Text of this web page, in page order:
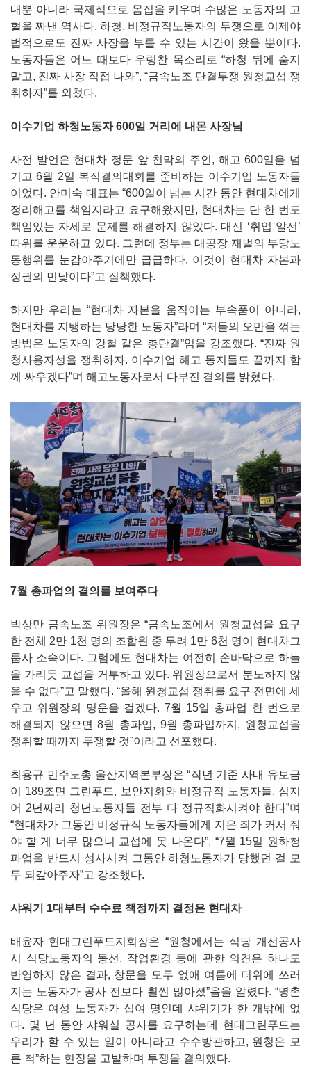
내뿐 아니라 국제적으로 몸집을 키우며 수많은 노동자의 고
혈을 짜낸 역사다. 하청, 비정규직노동자의 투쟁으로 이제야
법적으로도 진짜 사장을 부를 수 있는 시간이 왔을 뿐이다.
노동자들은 어느 때보다 우렁찬 목소리로 “하청 뒤에 숨지
말고, 진짜 사장 직접 나와”, “금속노조 단결투쟁 원청교섭 쟁
취하자”를 외쳤다.
이수기업 하청노동자 600일 거리에 내몬 사장님
사전 발언은 현대차 정문 앞 천막의 주인, 해고 600일을 넘
기고 6월 2일 복직결의대회를 준비하는 이수기업 노동자들
이었다. 안미숙 대표는 “600일이 넘는 시간 동안 현대차에게
정리해고를 책임지라고 요구해왔지만, 현대차는 단 한 번도
책임있는 자세로 문제를 해결하지 않았다. 대신 ‘취업 알선’
따위를 운운하고 있다. 그런데 정부는 대공장 재벌의 부당노
동행위를 눈감아주기에만 급급하다. 이것이 현대차 자본과
정권의 민낯이다”고 질책했다.
하지만 우리는 “현대차 자본을 움직이는 부속품이 아니라,
현대차를 지탱하는 당당한 노동자”라며 “저들의 오만을 꺾는
방법은 노동자의 강철 같은 총단결”임을 강조했다. “진짜 원
청사용자성을 쟁취하자. 이수기업 해고 동지들도 끝까지 함
께 싸우겠다”며 해고노동자로서 다부진 결의를 밝혔다.
7월 총파업의 결의를 보여주다
박상만 금속노조 위원장은 “금속노조에서 원청교섭을 요구
한 전체 2만 1천 명의 조합원 중 무려 1만 6천 명이 현대차그
룹사 소속이다. 그럼에도 현대차는 여전히 손바닥으로 하늘
을 가리듯 교섭을 거부하고 있다. 위원장으로서 분노하지 않
을 수 없다”고 말했다. “올해 원청교섭 쟁취를 요구 전면에 세
우고 위원장의 명운을 걸겠다. 7월 15일 총파업 한 번으로
해결되지 않으면 8월 총파업, 9월 총파업까지, 원청교섭을
쟁취할 때까지 투쟁할 것”이라고 선포했다.
최용규 민주노총 울산지역본부장은 “작년 기준 사내 유보금
이 189조면 그린푸드, 보안지회와 비정규직 노동자들, 심지
어 2년짜리 청년노동자들 전부 다 정규직화시켜야 한다”며
“현대차가 그동안 비정규직 노동자들에게 지은 죄가 커서 줘
야 할 게 너무 많으니 교섭에 못 나온다”, “7월 15일 원하청
파업을 반드시 성사시켜 그동안 하청노동자가 당했던 걸 모
두 되갚아주자”고 강조했다.
샤워기 1대부터 수수료 책정까지 결정은 현대차
배윤자 현대그린푸드지회장은 “원청에서는 식당 개선공사
시 식당노동자의 동선, 작업환경 등에 관한 의견은 하나도
반영하지 않은 결과, 창문을 모두 없애 여름에 더위에 쓰러
지는 노동자가 공사 전보다 훨씬 많아졌”음을 알렸다. “명촌
식당은 여성 노동자가 십여 명인데 샤워기가 한 개밖에 없
다. 몇 년 동안 샤워실 공사를 요구하는데 현대그린푸드는
우리가 할 수 있는 일이 아니라고 수수방관하고, 원청은 모
른 척”하는 현장을 고발하며 투쟁을 결의했다.